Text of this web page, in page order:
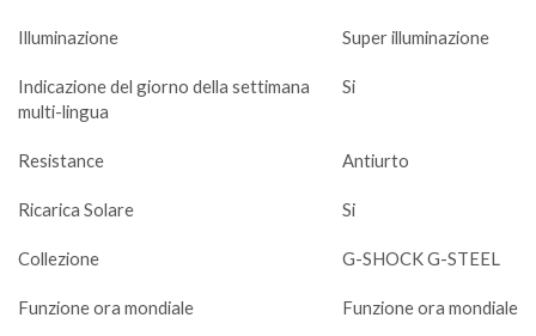
Illuminazione Super illuminazione
Indicazione del giorno della settimana
multi-lingua
Si
Resistance Antiurto
Ricarica Solare Si
Collezione G-SHOCK G-STEEL
Funzione ora mondiale Funzione ora mondiale